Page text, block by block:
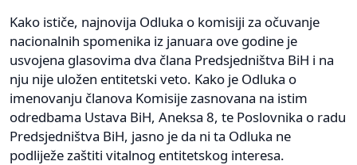
Kako ističe, najnovija Odluka o komisiji za očuvanje
nacionalnih spomenika iz januara ove godine je
usvojena glasovima dva člana Predsjedništva BiH i na
nju nije uložen entitetski veto. Kako je Odluka o
imenovanju članova Komisije zasnovana na istim
odredbama Ustava BiH, Aneksa 8, te Poslovnika o radu
Predsjedništva BiH, jasno je da ni ta Odluka ne
podliježe zaštiti vitalnog entitetskog interesa.